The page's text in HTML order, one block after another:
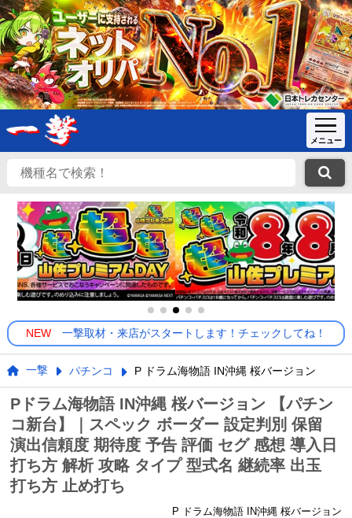
NEW 一撃取材・来店がスタートします！チェックしてね！
一撃 パチンコ P ドラム海物語 IN沖縄 桜バージョン
Pドラム海物語 IN沖縄 桜バージョン 【パチン
コ新台】｜スペック ボーダー 設定判別 保留
演出信頼度 期待度 予告 評価 セグ 感想 導入日
打ち方 解析 攻略 タイプ 型式名 継続率 出玉
打ち方 止め打ち
P ドラム海物語 IN沖縄 桜バージョン